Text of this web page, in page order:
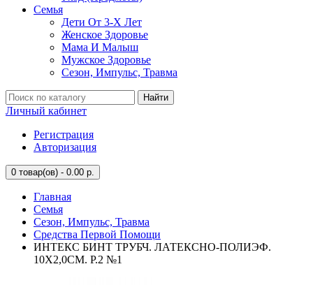
Семья
Дети От 3-Х Лет
Женское Здоровье
Мама И Малыш
Мужское Здоровье
Сезон, Импульс, Травма
Найти
Личный кабинет
Регистрация
Авторизация
0 товар(ов) - 0.00 р.
Главная
Семья
Сезон, Импульс, Травма
Средства Первой Помощи
ИНТЕКС БИНТ ТРУБЧ. ЛАТЕКСНО-ПОЛИЭФ.
10Х2,0СМ. Р.2 №1